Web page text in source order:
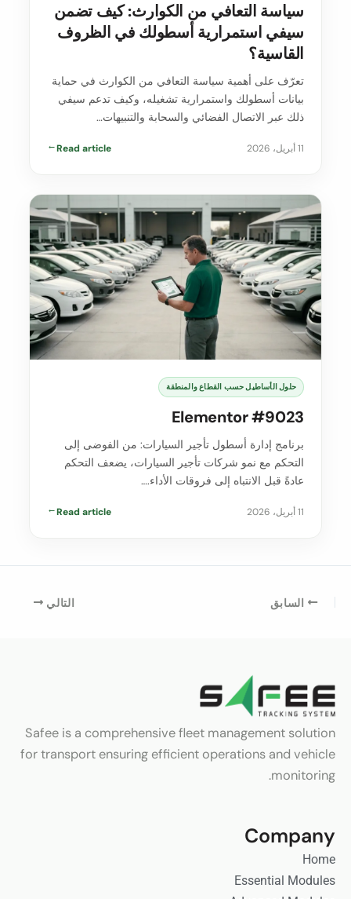
سياسة التعافي من الكوارث: كيف تضمن
سيفي استمرارية أسطولك في الظروف
القاسية؟
تعرّف على أهمية سياسة التعافي من الكوارث في حماية
بيانات أسطولك واستمرارية تشغيله، وكيف تدعم سيفي
ذلك عبر الاتصال الفضائي والسحابة والتنبيهات…
11 أبريل، 2026 Read article
→
حلول الأساطيل حسب القطاع والمنطقة
Elementor #9023
برنامج إدارة أسطول تأجير السيارات: من الفوضى إلى
التحكم مع نمو شركات تأجير السيارات، يضعف التحكم
عادةً قبل الانتباه إلى فروقات الأداء.…
11 أبريل، 2026 Read article
→
السابق التالي
Safee is a comprehensive fleet management solution
for transport ensuring efficient operations and vehicle
monitoring.
Company
Home
Essential Modules